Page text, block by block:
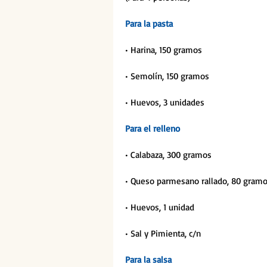
Para la pasta
• Harina, 150 gramos
• Semolín, 150 gramos
• Huevos, 3 unidades
Para el relleno
• Calabaza, 300 gramos
• Queso parmesano rallado, 80
• Huevos, 1 unidad
• Sal y Pimienta, c/n
Para la salsa